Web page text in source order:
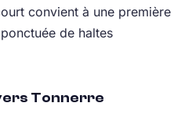
convient à une première
de haltes
Tonnerre